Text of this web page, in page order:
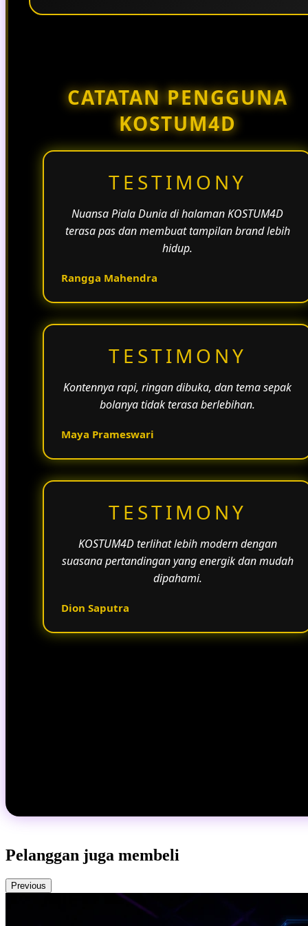
CATATAN PENGGUNA
KOSTUM4D
TESTIMONY
Nuansa Piala Dunia di halaman KOSTUM4D
terasa pas dan membuat tampilan brand lebih
hidup.
Rangga Mahendra
TESTIMONY
Kontennya rapi, ringan dibuka, dan tema sepak
bolanya tidak terasa berlebihan.
Maya Prameswari
TESTIMONY
KOSTUM4D terlihat lebih modern dengan
suasana pertandingan yang energik dan mudah
dipahami.
Dion Saputra
Pelanggan juga membeli
Previous